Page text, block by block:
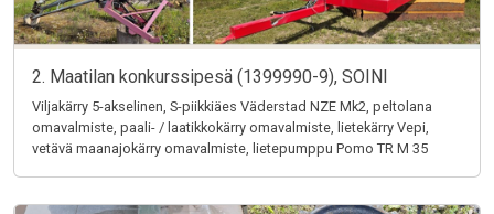
2. Maatilan konkurssipesä (1399990-9), SOINI
Viljakärry 5-akselinen, S-piikkiäes Väderstad NZE Mk2, peltolana
omavalmiste, paali- / laatikkokärry omavalmiste, lietekärry Vepi,
vetävä maanajokärry omavalmiste, lietepumppu Pomo TR M 35